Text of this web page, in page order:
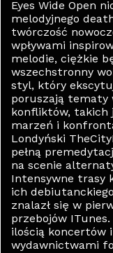
Eyes Wide Open
melodyjnego
twórczość
wpływami
melodie, ciężkie
wszechstronny
styl, który
poruszają tematy
konfliktów, takich
marzeń i
Londyński
pełną
na scenie
Intensywne trasy
ich
znalazł się w
przebojów
ilością koncertów
wydawnictwami